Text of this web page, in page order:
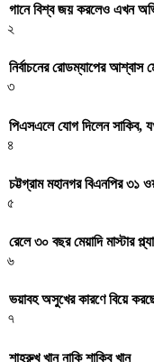
গানে বিশ্ব জয় করলেও এখন
২
নির্বাচনের রোডম্যাপের আশ্বাস
৩
পিএসএলে যোগ দিলেন সাকিব,
৪
চট্টগ্রাম মহানগর বিএনপির ৩১
৫
রেলে ৩০ বছর মেয়াদি মাস্টার
৬
ভয়াবহ অসুখের কারণে বিয়ে
৭
শাহরুখ খান নাকি শাকিব খান